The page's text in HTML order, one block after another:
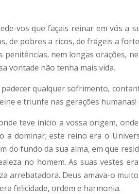
vos que façais reinar em vós a
de pobres a ricos, de frágeis a
penitências, nem longas orações,
vontade não tenha mais vida.
qualquer sofrimento,
e triunfe nas gerações humanas!
teve início a vossa origem,
a dominar; este reino era o
do fundo da sua alma, em que
no homem. As suas vestes
arrebatadora. Deus amava-o
felicidade, ordem e harmonia.